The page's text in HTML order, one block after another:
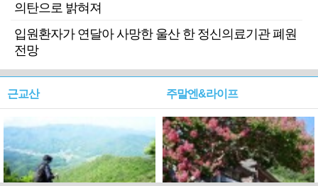
의탄으로 밝혀져
입원환자가 연달아 사망한 울산 한 정신의료기관 폐원
전망
근교산 주말엔&라이프